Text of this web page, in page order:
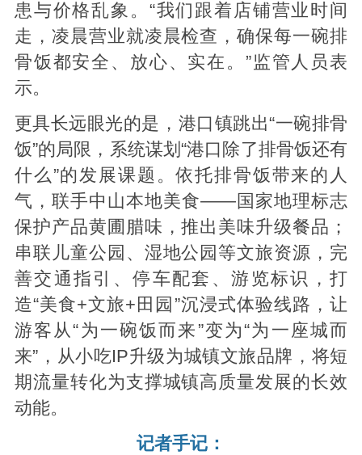
患与价格乱象。“我们跟着店铺营业时间
走，凌晨营业就凌晨检查，确保每一碗排
骨饭都安全、放心、实在。”监管人员表
示。
更具长远眼光的是，港口镇跳出“一碗排骨
饭”的局限，系统谋划“港口除了排骨饭还有
什么”的发展课题。依托排骨饭带来的人
气，联手中山本地美食——国家地理标志
保护产品黄圃腊味，推出美味升级餐品；
串联儿童公园、湿地公园等文旅资源，完
善交通指引、停车配套、游览标识，打
造“美食+文旅+田园”沉浸式体验线路，让
游客从“为一碗饭而来”变为“为一座城而
来”，从小吃IP升级为城镇文旅品牌，将短
期流量转化为支撑城镇高质量发展的长效
动能。
记者手记：